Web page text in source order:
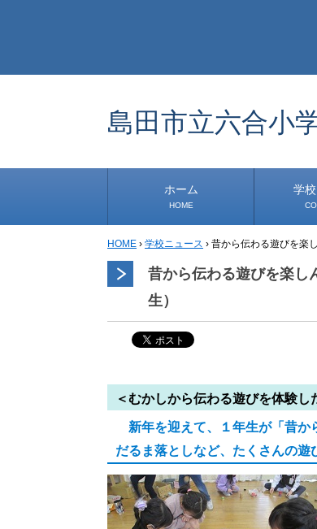
島田市立六合小
ホーム
HOME
学
学校から
安心・安全
1年生
2年生
3年生
4年生
5年生
6年生
事務・保
児童会・
研修
小中連携
道徳教育
HOME › 学校ニュース › 昔から伝わる遊びを楽
昔から伝わる遊びを楽し
生）
＜むかしから伝わる遊びを体験し
新年を迎えて、１年生が「昔か
だるま落としなど、たくさんの遊